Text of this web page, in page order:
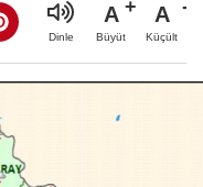
Dinle
A
Büyüt
A
Küçült